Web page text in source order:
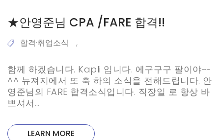
★안영준님 CPA /FARE 합격!!
합격·취업소식 ,
함께 하겠습니다. Kapli 입니다. 에구구구 팔이야~~
^^ 뉴져지에서 또 축 하의 소식을 전해드립니다. 안
영준님의 FARE 합격소식입니다. 직장일 로 항상 바
쁘셔서…
LEARN MORE